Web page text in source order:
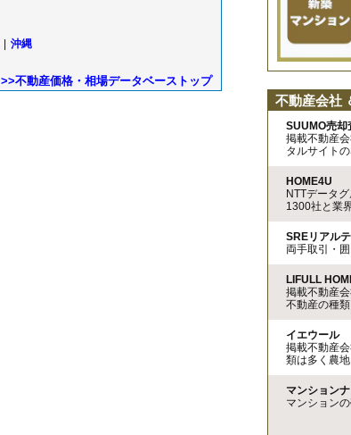
沖縄
>>不動産価格・相場データベーストップ
不動産会社
SUUMO売却
掲載不動産
タルサイト
HOME4U
NTTデータ
1300社と業
SREリアル
両手取引・
LIFULL
掲載不動産
不動産の種
イエウール
掲載不動産
類は多く農
マンション
マンション